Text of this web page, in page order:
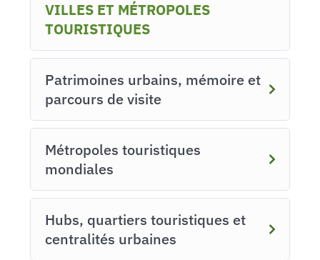
VILLES ET MÉTROPOLES
TOURISTIQUES
Patrimoines urbains, mémoire et
parcours de visite
Métropoles touristiques
mondiales
Hubs, quartiers touristiques et
centralités urbaines